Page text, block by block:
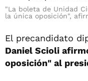
"La boleta de Unidad
la única oposición",
El precandidato
Daniel Scioli
oposición" al